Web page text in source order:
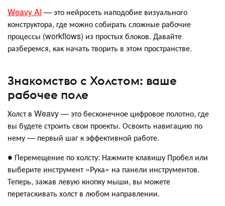
Weavy AI — это нейросеть наподобие визуального
конструктора, где можно собирать сложные рабочие
процессы (workflows) из простых блоков. Давайте
разберемся, как начать творить в этом пространстве.
Знакомство с Холстом: ваше
рабочее поле
Холст в Weavy — это бесконечное цифровое полотно, где
вы будете строить свои проекты. Освоить навигацию по
нему — первый шаг к эффективной работе.
● Перемещение по холсту: Нажмите клавишу Пробел или
выберите инструмент «Рука» на панели инструментов.
Теперь, зажав левую кнопку мыши, вы можете
перетаскивать холст в любом направлении.